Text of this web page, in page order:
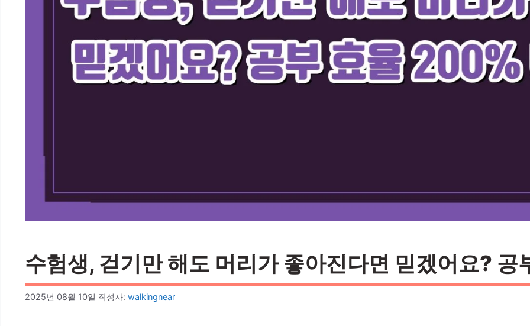
수험생, 걷기만 해도 머리가 좋아진다면 믿겠어요?
2025년 08월 10일 작성자: walkingnear